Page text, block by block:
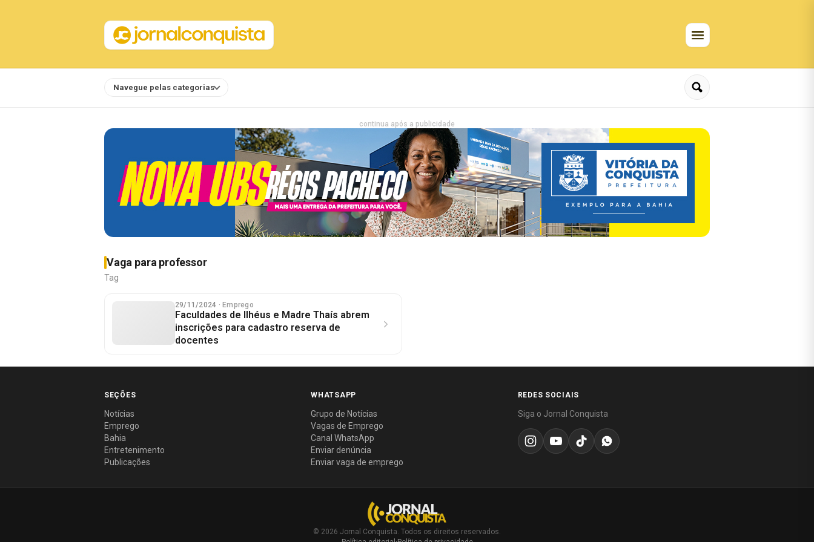
Navegue pelas categorias
continua após a publicidade
Vaga para professor
Tag
29/11/2024 · Emprego
Faculdades de Ilhéus e Madre Thaís abrem
inscrições para cadastro reserva de
docentes
SEÇÕES
Notícias
Emprego
Bahia
Entretenimento
Publicações
WHATSAPP
Grupo de Notícias
Vagas de Emprego
Canal WhatsApp
Enviar denúncia
Enviar vaga de emprego
REDES SOCIAIS
Siga o Jornal Conquista
© 2026 Jornal Conquista. Todos os direitos reservados.